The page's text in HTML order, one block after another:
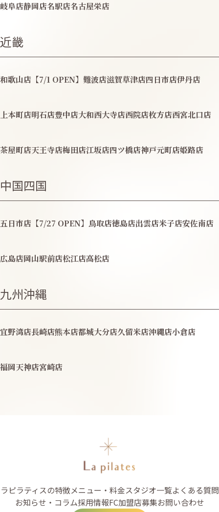
岐阜店静岡店名駅店名古屋栄店
近畿
和歌山店【7/1 OPEN】 難波店滋賀草津店四日市店伊丹店
上本町店明石店豊中店大和西大寺店西院店枚方店西宮北口店
茶屋町店天王寺店梅田店江坂店四ツ橋店神戸元町店姫路店
中国四国
五日市店【7/27 OPEN】 鳥取店徳島店出雲店米子店安佐南店
広島店岡山駅前店松江店高松店
九州沖縄
宜野湾店長崎店熊本店都城大分店久留米店沖縄店小倉店
福岡天神店宮崎店
ラピラティスの特徴メニュー・料金スタジオ一覧よくある質問
お知らせ・コラム採用情報FC加盟店募集お問い合わせ